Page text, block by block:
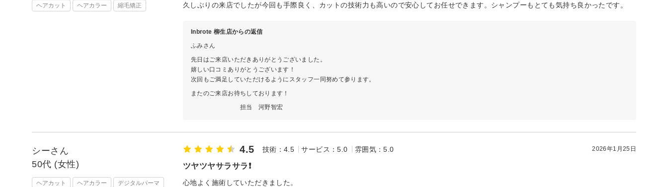
ヘアカット ヘアカラー 縮毛矯正 久しぶりの来店でしたが今回も手際良く、カットの技術力も高いので安心してお任せできます。シャンプーもとても気持ち良かったです。
Inbrote 柳生店からの返信
ふみさん
先日はご来店いただきありがとうございました。
嬉しい口コミありがとうございます！
次回もご満足していただけるようにスタッフ一同努めて参ります。
またのご来店お待ちしております！
担当 河野智宏
シーさん
50代 (女性)
ヘアカット ヘアカラー デジタルパーマ
4.5 技術：4.5 サービス：5.0 雰囲気：5.0 2026年1月25日
ツヤツヤサラサラ❗️
心地よく施術していただきました。